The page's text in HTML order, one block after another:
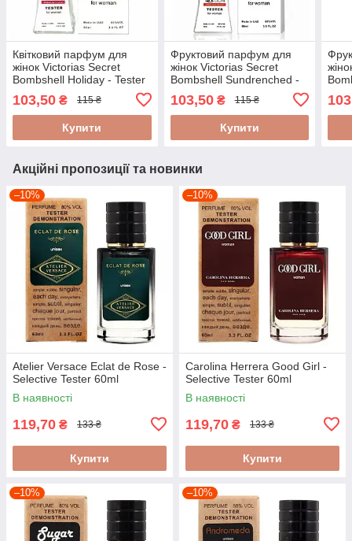
Квітковий парфум для
жінок Victorias Secret
Bombshell Holiday - Tester
103,50 ₴ 115 ₴
Купити
Фруктовий парфум для
жінок Victorias Secret
Bombshell Sundrenched -
103,50₴ 115 ₴
Купити
Акційні пропозиції та новинки
–10%
Atelier Versace Eclat de Rose -
Selective Tester 60ml
В наявності
119,70 ₴ 133 ₴
Купити
–10%
Carolina Herrera Good Girl -
Selective Tester 60ml
В наявності
119,70 ₴ 133 ₴
Купити
–10% –10%